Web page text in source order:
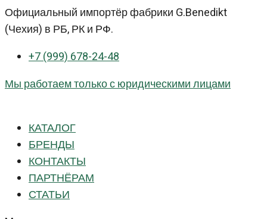
Перейти
к
Официальный импортёр фабрики G.Benedikt
(Чехия) в РБ, РК и РФ.
+7 (999) 678-24-48
Мы работаем только с юридическими лицами
КАТАЛОГ
БРЕНДЫ
КОНТАКТЫ
ПАРТНЁРАМ
СТАТЬИ